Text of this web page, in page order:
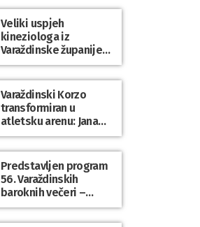
Veliki uspjeh
kineziologa iz
Varaždinske županije
na 34. međunarodnoj
ljetnoj školi
kineziologa u Poreču
Varaždinski Korzo
transformiran u
atletsku arenu: Jana
Koščak i Klemen
Modrijančić pobjednici
atletskog spektakla
“Korzo Jump 2026”
Predstavljen program
56. Varaždinskih
baroknih večeri –
zemlja partner
Kraljevina Belgija